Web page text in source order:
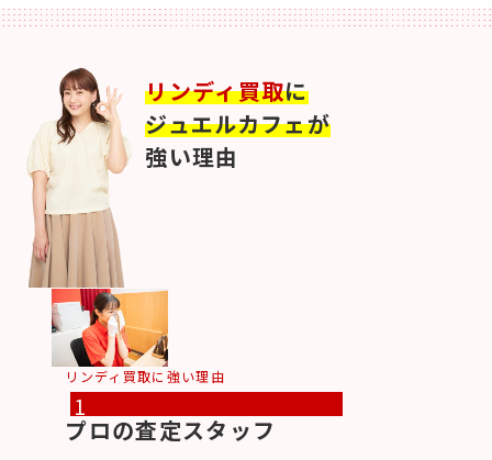
リンディ買取に
ジュエルカフェが
強い理由
リンディ買取に強い理由
1
プロの査定スタッフ